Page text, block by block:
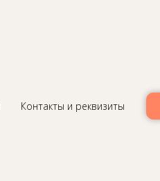
Контакты и реквизиты